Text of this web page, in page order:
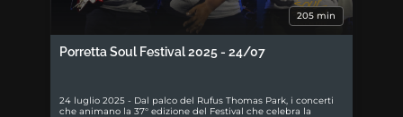
205 min
Porretta Soul Festival 2025 - 24/07
24 luglio 2025 - Dal palco del Rufus Thomas Park, i concerti
che animano la 37° edizione del Festival che celebra la